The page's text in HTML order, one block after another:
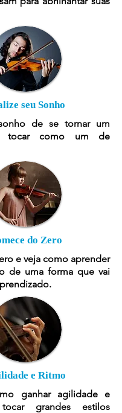
seu Sonho
de se tornar um
tocar como um de
do Zero
e veja como aprender
de uma forma que vai
e Ritmo
ganhar agilidade e
grandes estilos